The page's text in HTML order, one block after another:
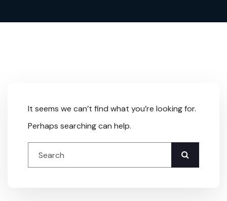
It seems we can’t find what you’re looking for.
Perhaps searching can help.